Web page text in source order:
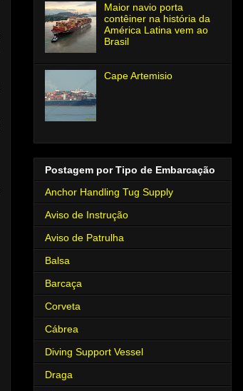
Maior navio porta
contêiner na história da
América Latina vem ao
Brasil
Cape Artemisio
Postagem por Tipo de Embarcação
Anchor Handling Tug Supply
Aviso de Instrução
Aviso de Patrulha
Balsa
Barcaça
Corveta
Cábrea
Diving Support Vessel
Draga